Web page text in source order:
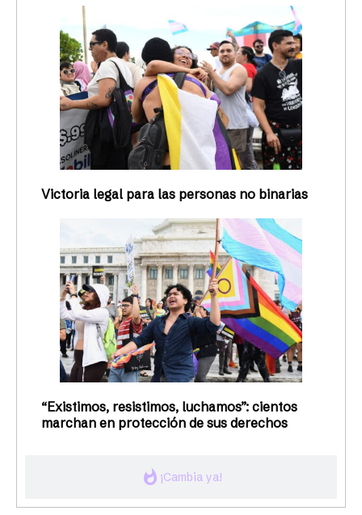
whatshot ¡Cambia ya!
Victoria legal para las personas no binarias
“Existimos, resistimos, luchamos”: cientos
marchan en protección de sus derechos